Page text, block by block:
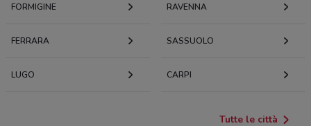
FORMIGINE RAVENNA
FERRARA SASSUOLO
LUGO CARPI
Tutte le città